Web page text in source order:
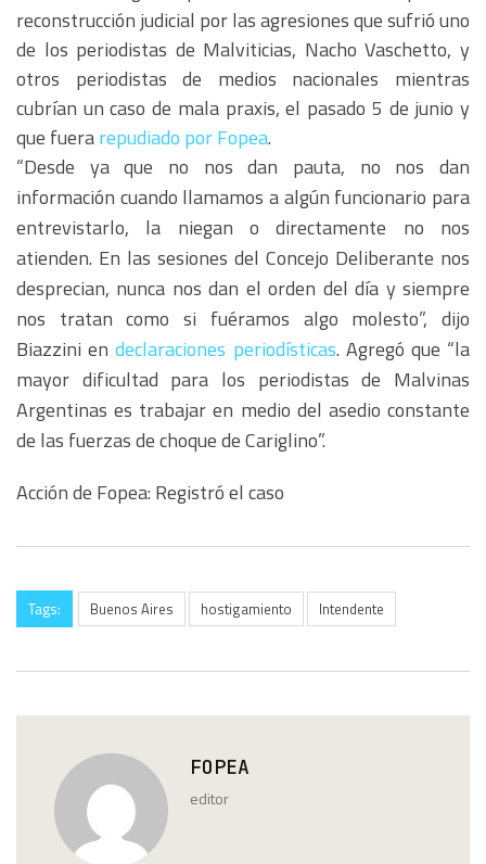
reconstrucción judicial por las agresiones que sufrió uno
de los periodistas de Malviticias, Nacho Vaschetto, y
otros periodistas de medios nacionales mientras
cubrían un caso de mala praxis, el pasado 5 de junio y
que fuerarepudiado por Fopea.
“Desde ya que no nos dan pauta, no nos dan
información cuando llamamos a algún funcionario para
entrevistarlo, la niegan o directamente no nos
atienden. En las sesiones del Concejo Deliberante nos
desprecian, nunca nos dan el orden del día y siempre
nos tratan como si fuéramos algo molesto”, dijo
Biazzini en declaraciones periodísticas. Agregó que “la
mayor dificultad para los periodistas de Malvinas
Argentinas es trabajar en medio del asedio constante
de las fuerzas de choque de Cariglino”.
Acción de Fopea: Registró el caso
Tags: Buenos Aires hostigamiento Intendente
FOPEA
editor